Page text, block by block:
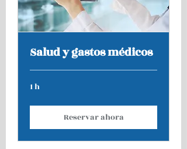
Salud y gastos médicos
1 h
Reservar ahora